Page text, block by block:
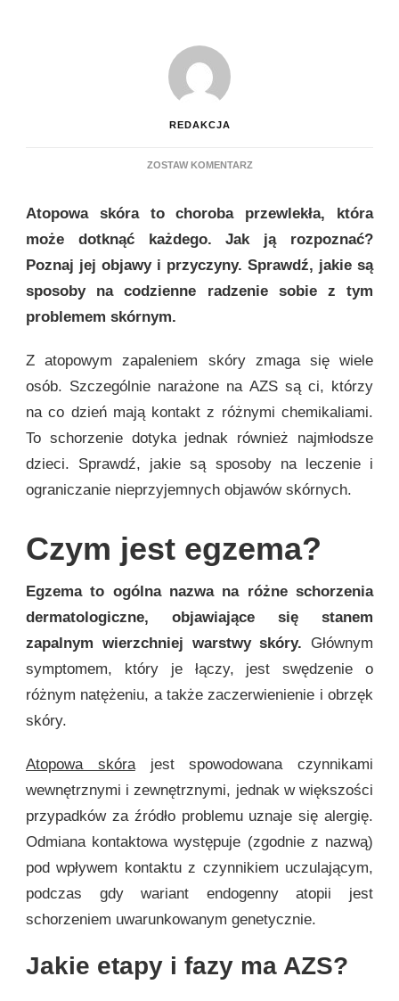
REDAKCJA
ZOSTAW KOMENTARZDO
ATOPOWA
SKÓRA
JAK
Atopowa skóra to choroba przewlekła, która
może dotknąć każdego. Jak ją rozpoznać?
Poznaj jej objawy i przyczyny. Sprawdź, jakie są
sposoby na codzienne radzenie sobie z tym
problemem skórnym.
Z atopowym zapaleniem skóry zmaga się wiele
osób. Szczególnie narażone na AZS są ci, którzy
na co dzień mają kontakt z różnymi chemikaliami.
To schorzenie dotyka jednak również najmłodsze
dzieci. Sprawdź, jakie są sposoby na leczenie i
ograniczanie nieprzyjemnych objawów skórnych.
Czym jest egzema?
Egzema to ogólna nazwa na różne schorzenia
dermatologiczne, objawiające się stanem
zapalnym wierzchniej warstwy skóry. Głównym
symptomem, który je łączy, jest swędzenie o
różnym natężeniu, a także zaczerwienienie i obrzęk
skóry.
Atopowa skórajest spowodowana czynnikami
wewnętrznymi i zewnętrznymi, jednak w większości
przypadków za źródło problemu uznaje się alergię.
Odmiana kontaktowa występuje (zgodnie z nazwą)
pod wpływem kontaktu z czynnikiem uczulającym,
podczas gdy wariant endogenny atopii jest
schorzeniem uwarunkowanym genetycznie.
Jakie etapy i fazy ma AZS?